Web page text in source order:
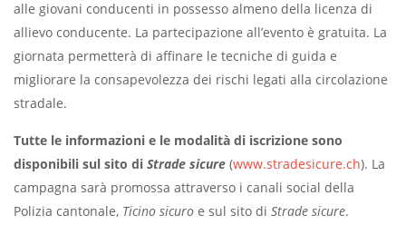
alle giovani conducenti in possesso almeno della licenza di
allievo conducente. La partecipazione all’evento è gratuita. La
giornata permetterà di affinare le tecniche di guida e
migliorare la consapevolezza dei rischi legati alla circolazione
stradale.
Tutte le informazioni e le modalità di iscrizione sono
disponibili sul sito di Strade sicure (www.stradesicure.ch). La
campagna sarà promossa attraverso i canali social della
Polizia cantonale, Ticino sicuro e sul sito di Strade sicure.